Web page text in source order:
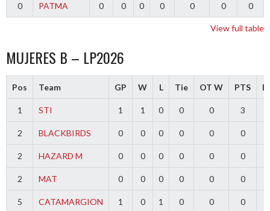
0 PATMA 0 0 0 0 0 0 0
View full table
MUJERES B – LP2026
Pos Team GP W L Tie OT W PTS
1 STI 1 1 0 0 0 3
2 BLACKBIRDS 0 0 0 0 0 0
2 HAZARD M 0 0 0 0 0 0
2 MAT 0 0 0 0 0 0
5 CATAMARGION 1 0 1 0 0 0